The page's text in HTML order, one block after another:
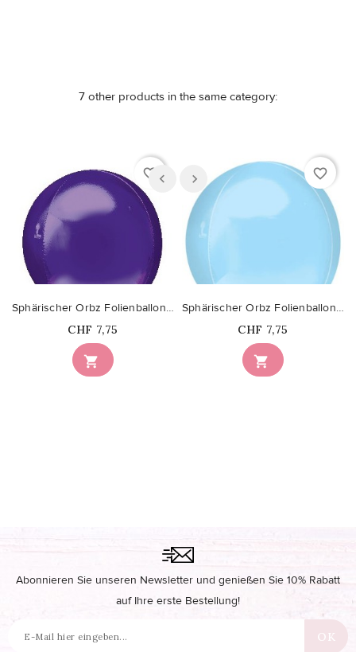
7 other products in the same category:
favorite_border

Sphärischer Orbz Folienballon Dunkellila
Price
CHF 7,75
favorite_border

Sphärischer Orbz Folienballon Hellbalu
Price
CHF 7,75
Abonnieren Sie unseren Newsletter und genießen Sie 10% Rabatt
auf Ihre erste Bestellung!